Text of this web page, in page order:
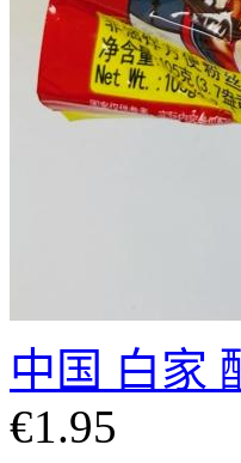
中国 白家
€1.95